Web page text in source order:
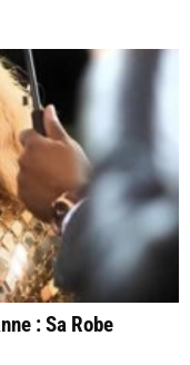
: Sa Robe